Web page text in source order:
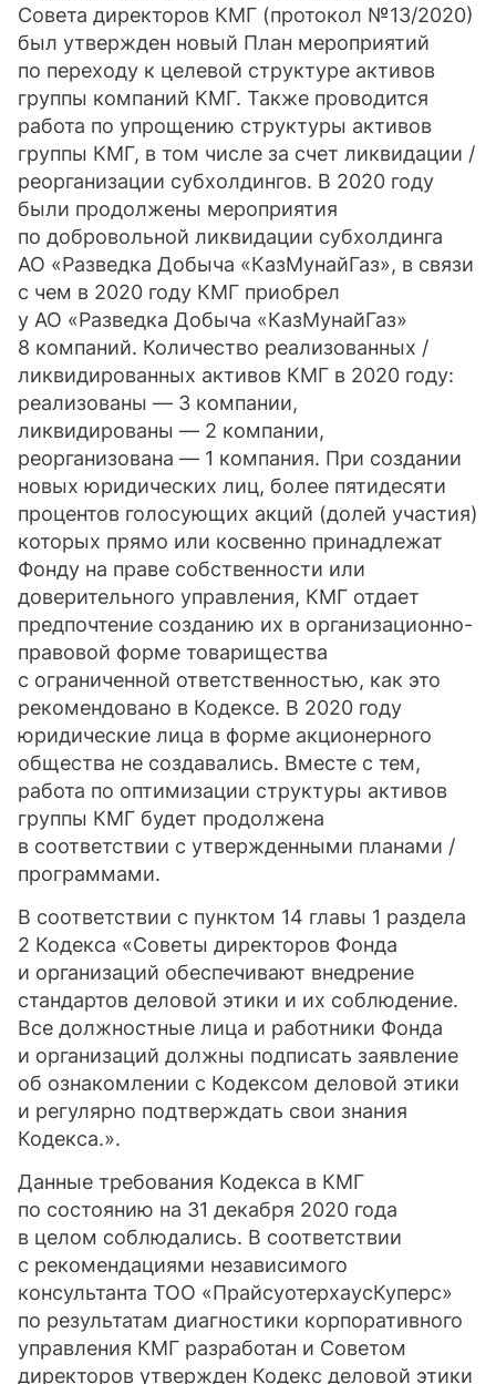
Совета директоров КМГ (протокол №13/2020)
был утвержден новый План мероприятий
по переходу к целевой структуре активов
группы компаний КМГ. Также проводится
работа по упрощению структуры активов
группы КМГ, в том числе за счет ликвидации /
реорганизации субхолдингов. В 2020 году
были продолжены мероприятия
по добровольной ликвидации субхолдинга
АО «Разведка Добыча «КазМунайГаз», в связи
с чем в 2020 году КМГ приобрел
у АО «Разведка Добыча «КазМунайГаз»
8 компаний. Количество реализованных /
ликвидированных активов КМГ в 2020 году:
реализованы — 3 компании,
ликвидированы — 2 компании,
реорганизована — 1 компания. При создании
новых юридических лиц, более пятидесяти
процентов голосующих акций (долей участия)
которых прямо или косвенно принадлежат
Фонду на праве собственности или
доверительного управления, КМГ отдает
предпочтение созданию их в организационно-
правовой форме товарищества
с ограниченной ответственностью, как это
рекомендовано в Кодексе. В 2020 году
юридические лица в форме акционерного
общества не создавались. Вместе с тем,
работа по оптимизации структуры активов
группы КМГ будет продолжена
в соответствии с утвержденными планами /
программами.
В соответствии с пунктом 14 главы 1 раздела
2 Кодекса «Советы директоров Фонда
и организаций обеспечивают внедрение
стандартов деловой этики и их соблюдение.
Все должностные лица и работники Фонда
и организаций должны подписать заявление
об ознакомлении с Кодексом деловой этики
и регулярно подтверждать свои знания
Кодекса.».
Данные требования Кодекса в КМГ
по состоянию на 31 декабря 2020 года
в целом соблюдались. В соответствии
с рекомендациями независимого
консультанта ТОО «ПрайсуотерхаусКуперс»
по результатам диагностики корпоративного
управления КМГ разработан и Советом
директоров утвержден Кодекс деловой этики